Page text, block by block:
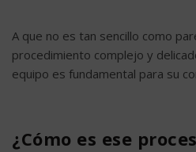
A que no es tan sencillo como
procedimiento complejo y
equipo es fundamental para su
¿Cómo es ese